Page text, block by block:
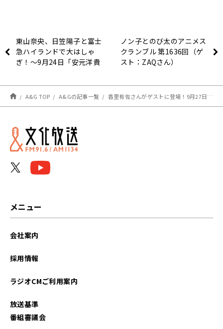
東山奈央、日笠陽子と富士
急ハイランドで大はしゃ
ぎ！～9月24日「安元洋貴
（仮）」
ノン子とのび太のアニメス
クランブル 第1636回（ゲ
スト：ZAQさん）
A&G TOP A&Gの記事一覧 香里有佐さんがゲストに登場！9月27日（火）19時30分～ 放送『改めましてTINGSです！』#36
メニュー
会社案内
採用情報
ラジオCMご利用案内
放送基準
番組審議会